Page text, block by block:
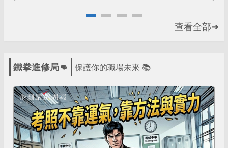
查看全部➔
鐵拳進修局👊 保護你的職場未來 📚